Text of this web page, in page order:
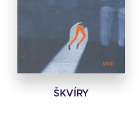
ŠKVÍRY